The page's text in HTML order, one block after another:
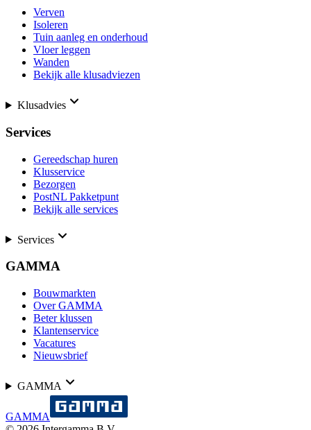
Verven
Isoleren
Tuin aanleg en onderhoud
Vloer leggen
Wanden
Bekijk alle klusadviezen
Klusadvies
Services
Gereedschap huren
Klusservice
Bezorgen
PostNL Pakketpunt
Bekijk alle services
Services
GAMMA
Bouwmarkten
Over GAMMA
Beter klussen
Klantenservice
Vacatures
Nieuwsbrief
GAMMA
GAMMA